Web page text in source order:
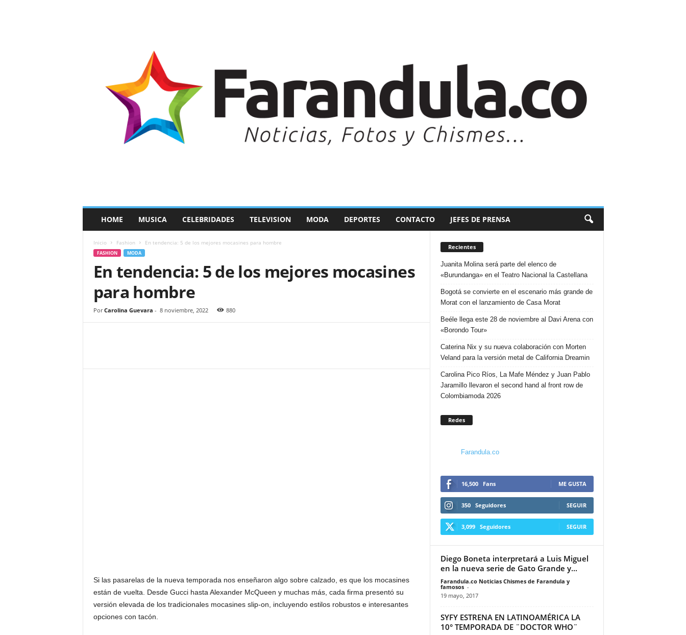
a
HOME MUSICA CELEBRIDADES TELEVISION MODA DEPORTES CONTACTO JEFES DE PRENSA
Inicio Fashion En tendencia: 5 de los mejores mocasines para hombre
FASHION MODA
En tendencia: 5 de los mejores mocasines
para hombre
Por Carolina Guevara - 8 noviembre, 2022 880
Si las pasarelas de la nueva temporada nos enseñaron algo sobre calzado, es que los mocasines
están de vuelta. Desde Gucci hasta Alexander McQueen y muchas más, cada firma presentó su
versión elevada de los tradicionales mocasines slip-on, incluyendo estilos robustos e interesantes
opciones con tacón.
Recientes
Juanita Molina será parte del elenco de
«Burundanga» en el Teatro Nacional la Castellana
Bogotá se convierte en el escenario más grande de
Morat con el lanzamiento de Casa Morat
Beéle llega este 28 de noviembre al Davi Arena con
«Borondo Tour»
Caterina Nix y su nueva colaboración con Morten
Veland para la versión metal de California Dreamin
Carolina Pico Ríos, La Mafe Méndez y Juan Pablo
Jaramillo llevaron el second hand al front row de
Colombiamoda 2026
Redes
Farandula.co
16,500 Fans ME GUSTA
350 Seguidores SEGUIR
3,099 Seguidores SEGUIR
Diego Boneta interpretará a Luis Miguel
en la nueva serie de Gato Grande y...
Farandula.co Noticias Chismes de Farandula y
famosos -
19 mayo, 2017
SYFY ESTRENA EN LATINOAMÉRICA LA
10° TEMPORADA DE ¨DOCTOR WHO¨